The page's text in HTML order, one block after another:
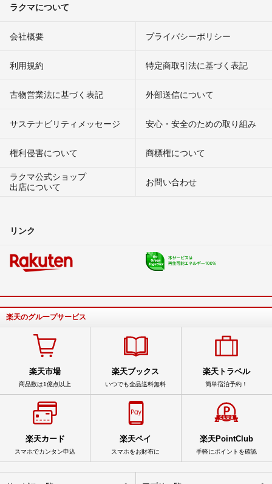
ラクマについて
会社概要 プライバシーポリシー
利用規約 特定商取引法に基づく表記
古物営業法に基づく表記 外部送信について
サステナビリティメッセージ 安心・安全のための取り組み
権利侵害について
商標権について
ラクマ公式ショップ
出店について
お問い合わせ
リンク
楽天のグループサービス
楽天市場
商品数は1億点以上
楽天ブックス
いつでも全品送料無料
楽天トラベル
簡単宿泊予約！
楽天カード
スマホでカンタン申込
楽天ペイ
スマホをお財布に
楽天PointClub
手軽にポイントを確認